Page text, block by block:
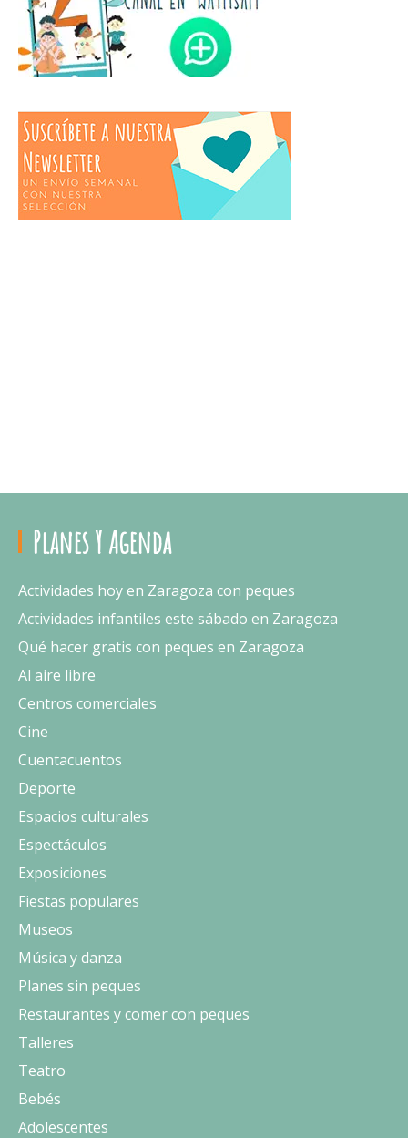
Planes Y Agenda
Actividades hoy en Zaragoza con peques
Actividades infantiles este sábado en Zaragoza
Qué hacer gratis con peques en Zaragoza
Al aire libre
Centros comerciales
Cine
Cuentacuentos
Deporte
Espacios culturales
Espectáculos
Exposiciones
Fiestas populares
Museos
Música y danza
Planes sin peques
Restaurantes y comer con peques
Talleres
Teatro
Bebés
Adolescentes